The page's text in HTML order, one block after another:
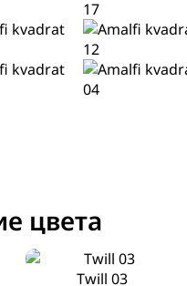
цвета
Twill 03